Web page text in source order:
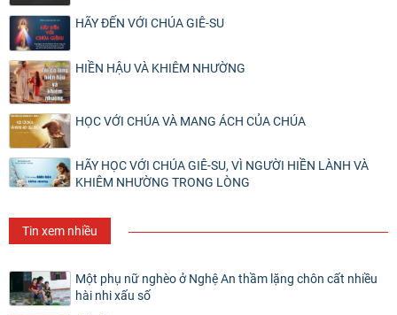
HÃY ĐẾN VỚI CHÚA GIÊ-SU
HIỀN HẬU VÀ KHIÊM NHƯỜNG
HỌC VỚI CHÚA VÀ MANG ÁCH CỦA CHÚA
HÃY HỌC VỚI CHÚA GIÊ-SU, VÌ NGƯỜI HIỀN LÀNH VÀ
KHIÊM NHƯỜNG TRONG LÒNG
Tin xem nhiều
Một phụ nữ nghèo ở Nghệ An thầm lặng chôn cất nhiều
hài nhi xấu số